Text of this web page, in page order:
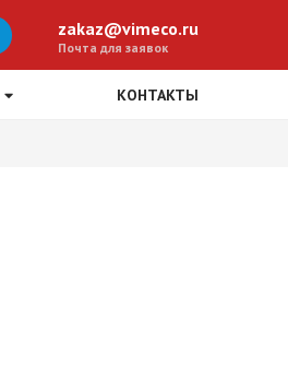
zakaz@vimeco.ru
Почта для заявок
КОНТАКТЫ